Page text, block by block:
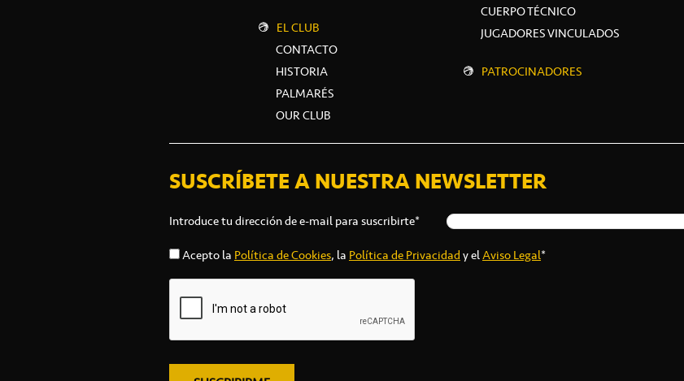
EL CLUB
CONTACTO
HISTORIA
PALMARÉS
OUR CLUB
CUERPO TÉCNICO
JUGADORES VINCULADOS
PATROCINADORES
SUSCRÍBETE A NUESTRA NEWSLETTER
Introduce tu dirección de e-mail para suscribirte*
Acepto la Política de Cookies, la Política de Privacidady elAviso Legal*